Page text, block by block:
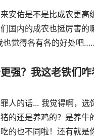
安佑是不是比成农更高
国内的成农也挺厉害的
也觉得各有各的好处吧
强？我这老铁们咋
人的话... 我觉得啊，选
的还是养鸡的？是养牛
的也不同啦！还有就是